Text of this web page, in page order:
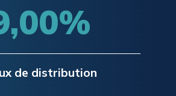
de distribution